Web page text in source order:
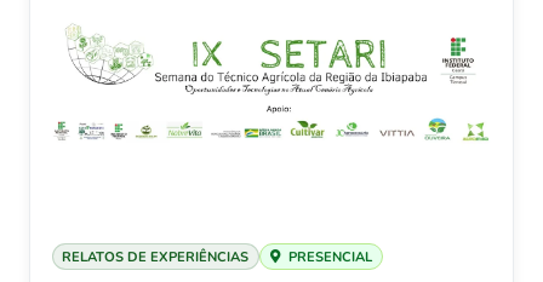
RELATOS DE EXPERIÊNCIAS PRESENCIAL